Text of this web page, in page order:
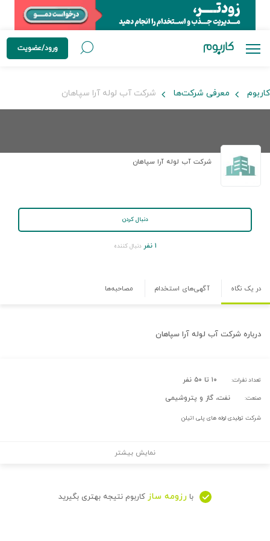
ورود/عضویت
کاربوم معرفی شرکت‌ها شرکت آب لوله آرا سپاهان
شرکت آب لوله آرا سپاهان
دنبال کردن
۱ نفر دنبال کننده
در یک نگاه آگهی‌های استخدام مصاحبه‌ها
درباره شرکت آب لوله آرا سپاهان
تعداد نفرات: ۱۰ تا ۵۰ نفر
صنعت: نفت، گاز و پتروشیمی
شرکت تولیدی لوله های پلی اتیلن
نمایش بیشتر
با رزومه ساز کاربوم نتیجه بهتری بگیرید